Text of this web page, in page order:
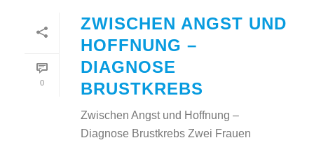
0
ZWISCHEN ANGST UND
HOFFNUNG –
DIAGNOSE
BRUSTKREBS
Zwischen Angst und Hoffnung –
Diagnose Brustkrebs Zwei Frauen